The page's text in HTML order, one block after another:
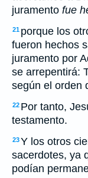
juramento fue
21 porque los
fueron hechos
juramento por
se arrepentirá:
según el orden
22 Por tanto,
testamento.
23Y los otros
sacerdotes, ya
podían